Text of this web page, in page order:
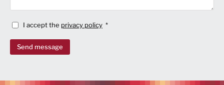
I accept the privacy policy
Send message